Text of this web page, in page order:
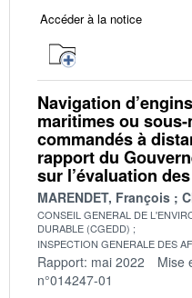
Accéder à la notice
Navigation
maritimes ou
commandés à
rapport du
sur l’évaluation
MARENDET, François
CONSEIL GENERAL DE
DURABLE (CGEDD)
INSPECTION GENERALE DES
Rapport: mai 2022 Mise
n°014247-01